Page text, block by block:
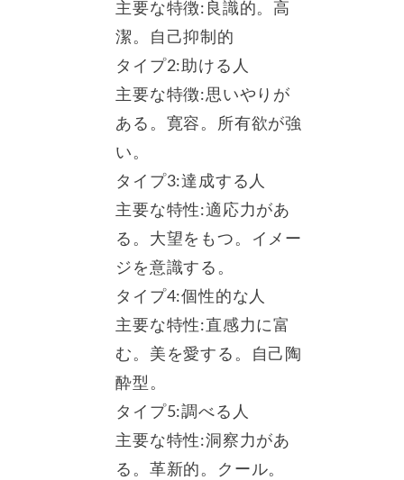
主要な特徴:良識的。高
潔。自己抑制的
タイプ2:助ける人
主要な特徴:思いやりが
ある。寛容。所有欲が強
い。
タイプ3:達成する人
主要な特性:適応力があ
る。大望をもつ。イメー
ジを意識する。
タイプ4:個性的な人
主要な特性:直感力に富
む。美を愛する。自己陶
酔型。
タイプ5:調べる人
主要な特性:洞察力があ
る。革新的。クール。